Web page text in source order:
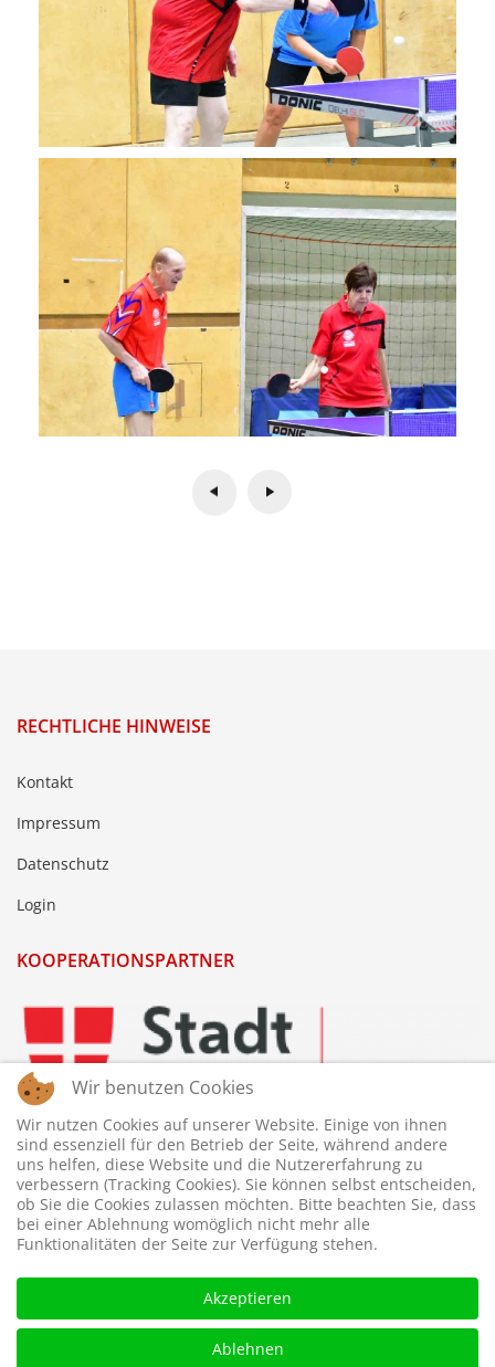
RECHTLICHE HINWEISE
Kontakt
Impressum
Datenschutz
Login
KOOPERATIONSPARTNER
© 2026 © WTTV - Wiener Tischtennis Verband. Gestaltet und
Wir benutzen Cookies
Wir nutzen Cookies auf unserer Website. Einige von ihnen
sind essenziell für den Betrieb der Seite, während andere
uns helfen, diese Website und die Nutzererfahrung zu
verbessern (Tracking Cookies). Sie können selbst entscheiden,
ob Sie die Cookies zulassen möchten. Bitte beachten Sie, dass
bei einer Ablehnung womöglich nicht mehr alle
Funktionalitäten der Seite zur Verfügung stehen.
Akzeptieren
Ablehnen